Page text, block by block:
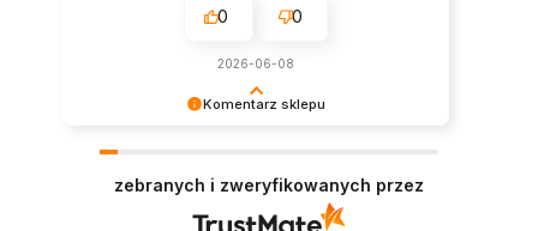
Komentarz sklepu
0 0
2026-06-08
zebranych i zweryfikowanych przez